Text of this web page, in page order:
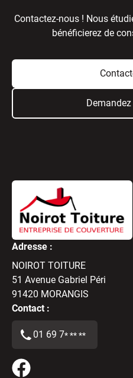
Contactez-nous ! Nous
bénéficierez de
Adresse :
NOIROT TOITURE
51 Avenue Gabriel Péri
91420 MORANGIS
Contact :
01 69 7* ** **